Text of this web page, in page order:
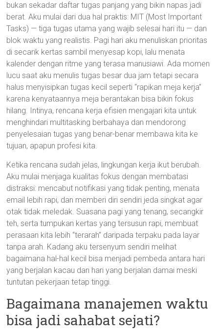
bukan sekadar daftar tugas panjang yang bikin napas jadi
berat. Aku mulai dari dua hal praktis: MIT (Most Important
Tasks) — tiga tugas utama yang wajib selesai hari itu — dan
blok waktu yang realistis. Pagi hari aku menuliskan prioritas
di secarik kertas sambil menyesap kopi, lalu menata
kalender dengan ritme yang terasa manusiawi. Ada momen
lucu saat aku menulis tugas besar dua jam tetapi secara
halus menyisipkan tugas kecil seperti “rapikan meja kerja”
karena kenyataannya meja berantakan bisa bikin fokus
hilang. Intinya, rencana kerja efisien mengajari kita untuk
menghindari multitasking berbahaya dan mendorong
penyelesaian tugas yang benar-benar membawa kita ke
tujuan, apapun profesi kita.
Ketika rencana sudah jelas, lingkungan kerja ikut berubah.
Aku mulai menjaga kualitas fokus dengan membatasi
distraksi: mencabut notifikasi yang tidak penting, menata
email lebih rapi, dan memberi diri sendiri jeda singkat agar
otak tidak meledak. Suasana pagi yang tenang, secangkir
teh, serta tumpukan kertas yang tersusun rapi, membuat
perasaan kita lebih “terarah” daripada terpaku pada layar
tanpa arah. Kadang aku tersenyum sendiri melihat
bagaimana hal-hal kecil bisa menjadi pembeda antara hari
yang berjalan kacau dan hari yang berjalan damai meski
tuntutan pekerjaan tetap tinggi.
Bagaimana manajemen waktu
bisa jadi sahabat sejati?